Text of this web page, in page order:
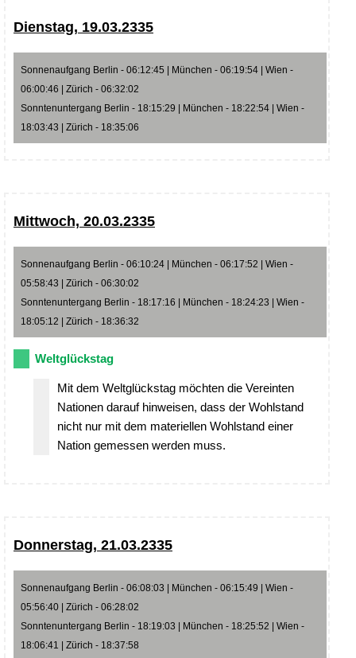
Dienstag, 19.03.2335
Sonnenaufgang Berlin - 06:12:45 | München - 06:19:54 | Wien -
06:00:46 | Zürich - 06:32:02
Sonntenuntergang Berlin - 18:15:29 | München - 18:22:54 | Wien -
18:03:43 | Zürich - 18:35:06
Mittwoch, 20.03.2335
Sonnenaufgang Berlin - 06:10:24 | München - 06:17:52 | Wien -
05:58:43 | Zürich - 06:30:02
Sonntenuntergang Berlin - 18:17:16 | München - 18:24:23 | Wien -
18:05:12 | Zürich - 18:36:32
Weltglückstag
Mit dem Weltglückstag möchten die Vereinten
Nationen darauf hinweisen, dass der Wohlstand
nicht nur mit dem materiellen Wohlstand einer
Nation gemessen werden muss.
Donnerstag, 21.03.2335
Sonnenaufgang Berlin - 06:08:03 | München - 06:15:49 | Wien -
05:56:40 | Zürich - 06:28:02
Sonntenuntergang Berlin - 18:19:03 | München - 18:25:52 | Wien -
18:06:41 | Zürich - 18:37:58